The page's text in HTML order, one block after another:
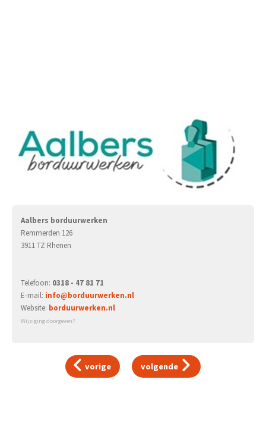
Aalbers borduurwerken
Remmerden 126
3911 TZ Rhenen
Telefoon: 0318 - 47 81 71
E-mail: info@borduurwerken.nl
Website: borduurwerken.nl
Wijziging doorgeven?
vorige volgende